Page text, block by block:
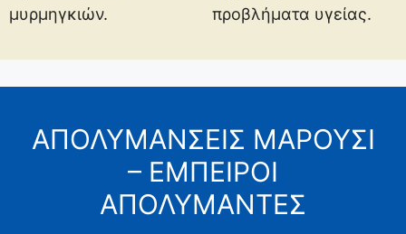
μυρμηγκιών.
προβλήματα υγείας.
ΑΠΟΛΥΜΑΝΣΕΙΣ ΜΑΡΟΥΣΙ
– ΕΜΠΕΙΡΟΙ
ΑΠΟΛΥΜΑΝΤΕΣ